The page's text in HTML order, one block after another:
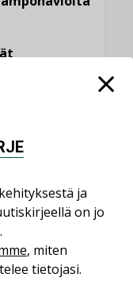
ja
on jo
, miten
tietojasi.